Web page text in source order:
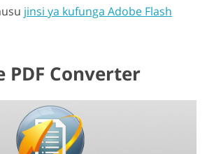
jinsi ya kufunga Adobe Flash
PDF Converter